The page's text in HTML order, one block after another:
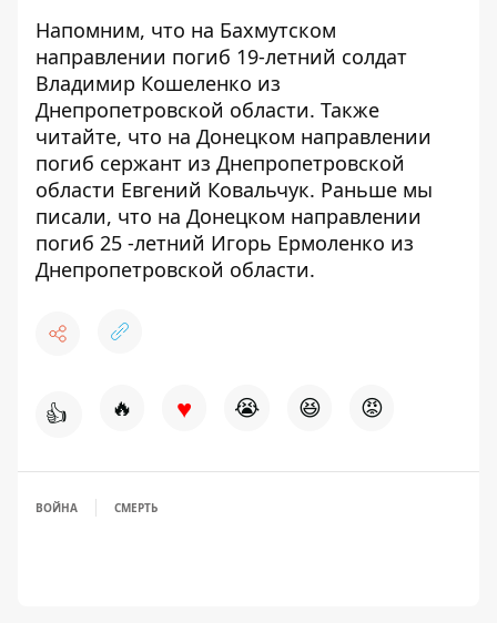
Напомним, что на Бахмутском
направлении погиб 19-летний солдат
Владимир Кошеленко из
Днепропетровской области. Также
читайте, что на Донецком направлении
погиб сержант из Днепропетровской
области Евгений Ковальчук. Раньше мы
писали, что на Донецком направлении
погиб 25 -летний Игорь Ермоленко из
Днепропетровской области.
👍 🔥 ♥ 😭 😆 😡
ВОЙНА СМЕРТЬ